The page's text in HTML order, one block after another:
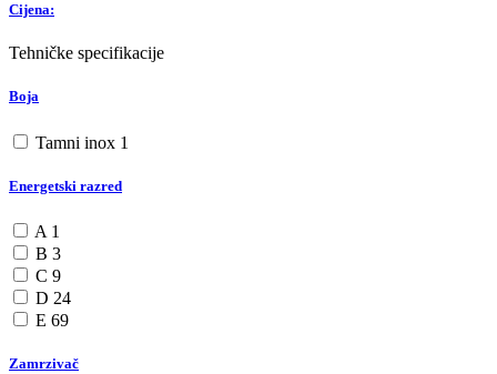
Cijena:
Tehničke specifikacije
Boja
Tamni inox 1
Energetski razred
A 1
B 3
C 9
D 24
E 69
Zamrzivač